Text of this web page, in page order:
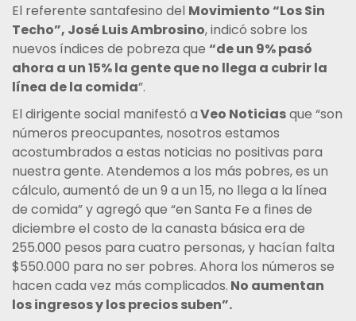
El referente santafesino del Movimiento “Los Sin
Techo”, José Luis Ambrosino, indicó sobre los
nuevos índices de pobreza que “de un 9% pasó
ahora a un 15% la gente que no llega a cubrir la
línea de la comida”.
El dirigente social manifestó aVeo Noticiasque “son
números preocupantes, nosotros estamos
acostumbrados a estas noticias no positivas para
nuestra gente. Atendemos a los más pobres, es un
cálculo, aumentó de un 9 a un 15, no llega a la línea
de comida” y agregó que “en Santa Fe a fines de
diciembre el costo de la canasta básica era de
255.000 pesos para cuatro personas, y hacían falta
$550.000 para no ser pobres. Ahora los números se
hacen cada vez más complicados. No aumentan
los ingresos y los precios suben”.